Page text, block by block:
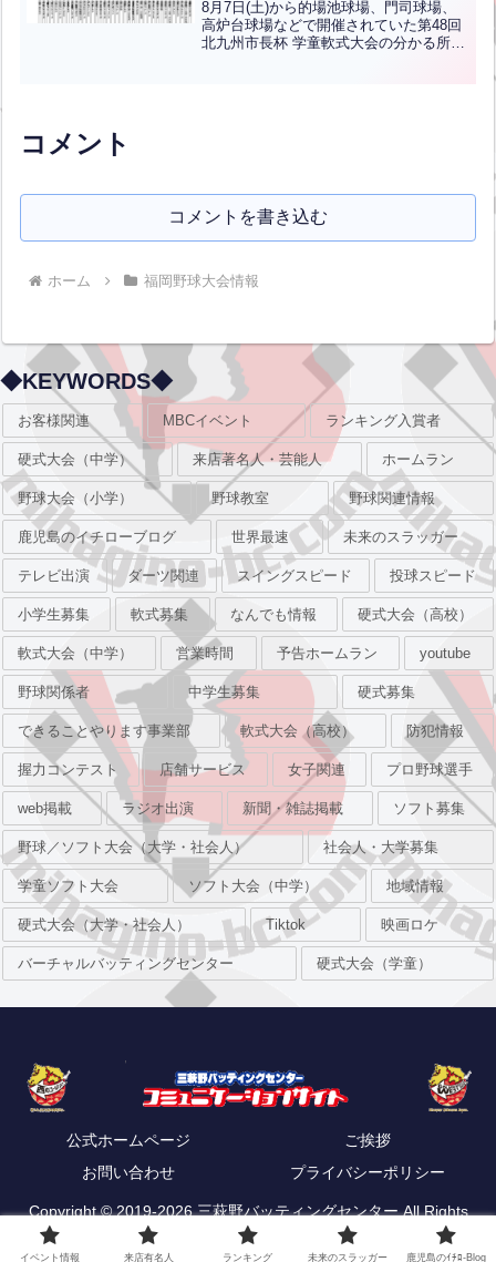
8月7日(土)から的場池球場、門司球場、
高炉台球場などで開催されていた第48回
北九州市長杯 学童軟式大会の分かる所ま
コメント
コメントを書き込む
ホーム 福岡野球大会情報
◆KEYWORDS◆
お客様関連 MBCイベント ランキング入賞者
硬式大会（中学） 来店著名人・芸能人 ホームラン
野球大会（小学） 野球教室 野球関連情報
鹿児島のイチローブログ 世界最速 未来のスラッガー
テレビ出演 ダーツ関連 スイングスピード 投球スピード
小学生募集 軟式募集 なんでも情報 硬式大会（高校）
軟式大会（中学） 営業時間 予告ホームラン youtube
野球関係者 中学生募集 硬式募集
できることやります事業部 軟式大会（高校） 防犯情報
握力コンテスト 店舗サービス 女子関連 プロ野球選手
web掲載 ラジオ出演 新聞・雑誌掲載 ソフト募集
野球／ソフト大会（大学・社会人） 社会人・大学募集
学童ソフト大会 ソフト大会（中学） 地域情報
硬式大会（大学・社会人） Tiktok 映画ロケ
バーチャルバッティングセンター 硬式大会（学童）
公式ホームページ
ご挨拶
お問い合わせ
プライバシーポリシー
Copyright © 2019-2026 三萩野バッティングセンター All Rights
Reserved.
イベント情報 来店有名人 ランキング 未来のスラッガー 鹿児島のｲﾁﾛ-Blog